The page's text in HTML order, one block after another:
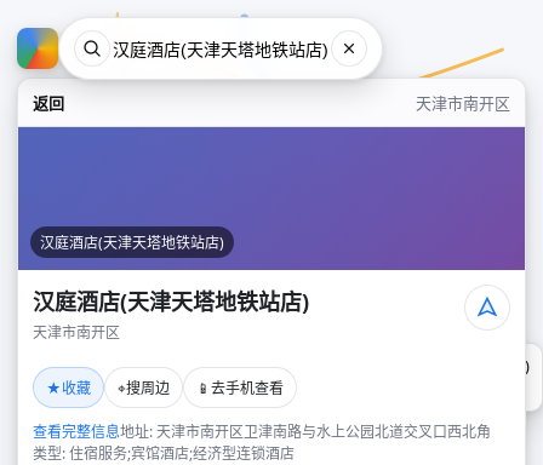
返回 天津市南开区
汉庭酒店(天津天塔地铁站店)
汉庭酒店(天津天塔地铁站店)
天津市南开区
★收藏 ⌖搜周边 📱 去手机查看
查看完整信息地址: 天津市南开区卫津南路与水上公园北道交叉口西北角
类型: 住宿服务;宾馆酒店;经济型连锁酒店
汉庭酒店(天津天塔地铁站店)